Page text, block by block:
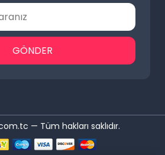
GÖNDER
— Tüm hakları saklıdır.